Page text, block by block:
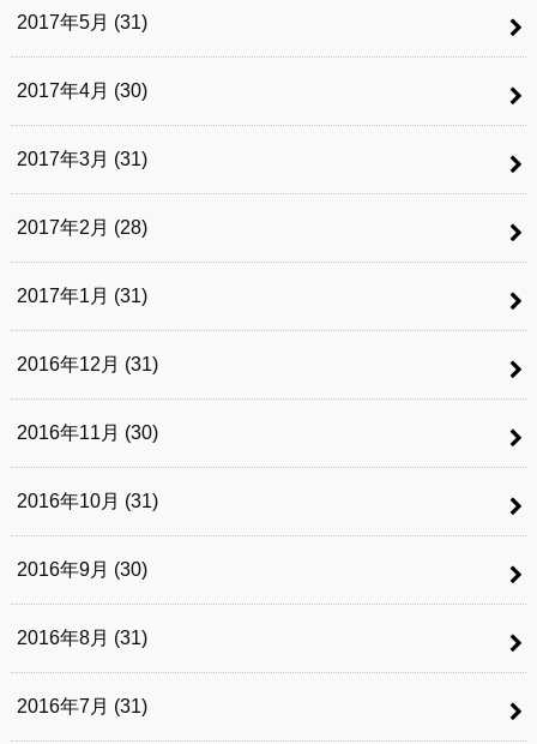
2017年5月 (31)
2017年4月 (30)
2017年3月 (31)
2017年2月 (28)
2017年1月 (31)
2016年12月 (31)
2016年11月 (30)
2016年10月 (31)
2016年9月 (30)
2016年8月 (31)
2016年7月 (31)